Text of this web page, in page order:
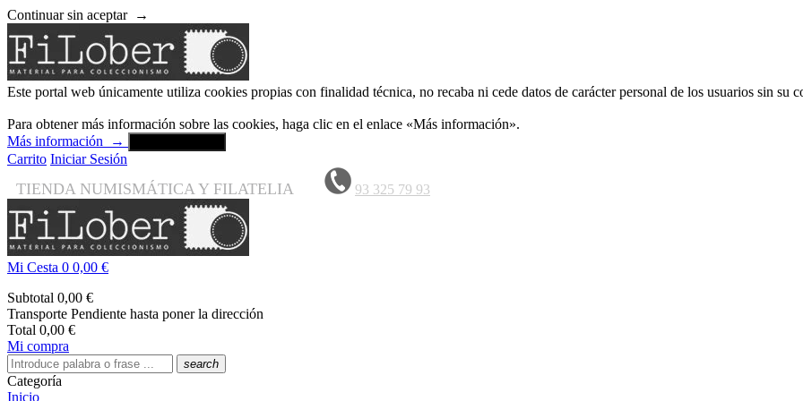
Continuar sin aceptar →
Este portal web únicamente utiliza cookies propias con finalidad técnica, no recaba ni cede datos de carácter personal de los usuarios sin su
Para obtener más información sobre las cookies, haga clic en el enlace «Más información».
Más información
→
Carrito Iniciar Sesión
TIENDA NUMISMÁTICA Y FILATELIA 93 325 79 93
Mi Cesta 0 0,00 €
Subtotal 0,00 €
Transporte Pendiente hasta poner la dirección
Total 0,00 €
Mi compra
search
Categoría
Inicio